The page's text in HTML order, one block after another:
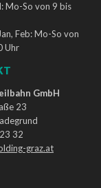
Mo-So von 9 bis
Feb: Mo-So von
Uhr
GmbH
23
32
graz.at